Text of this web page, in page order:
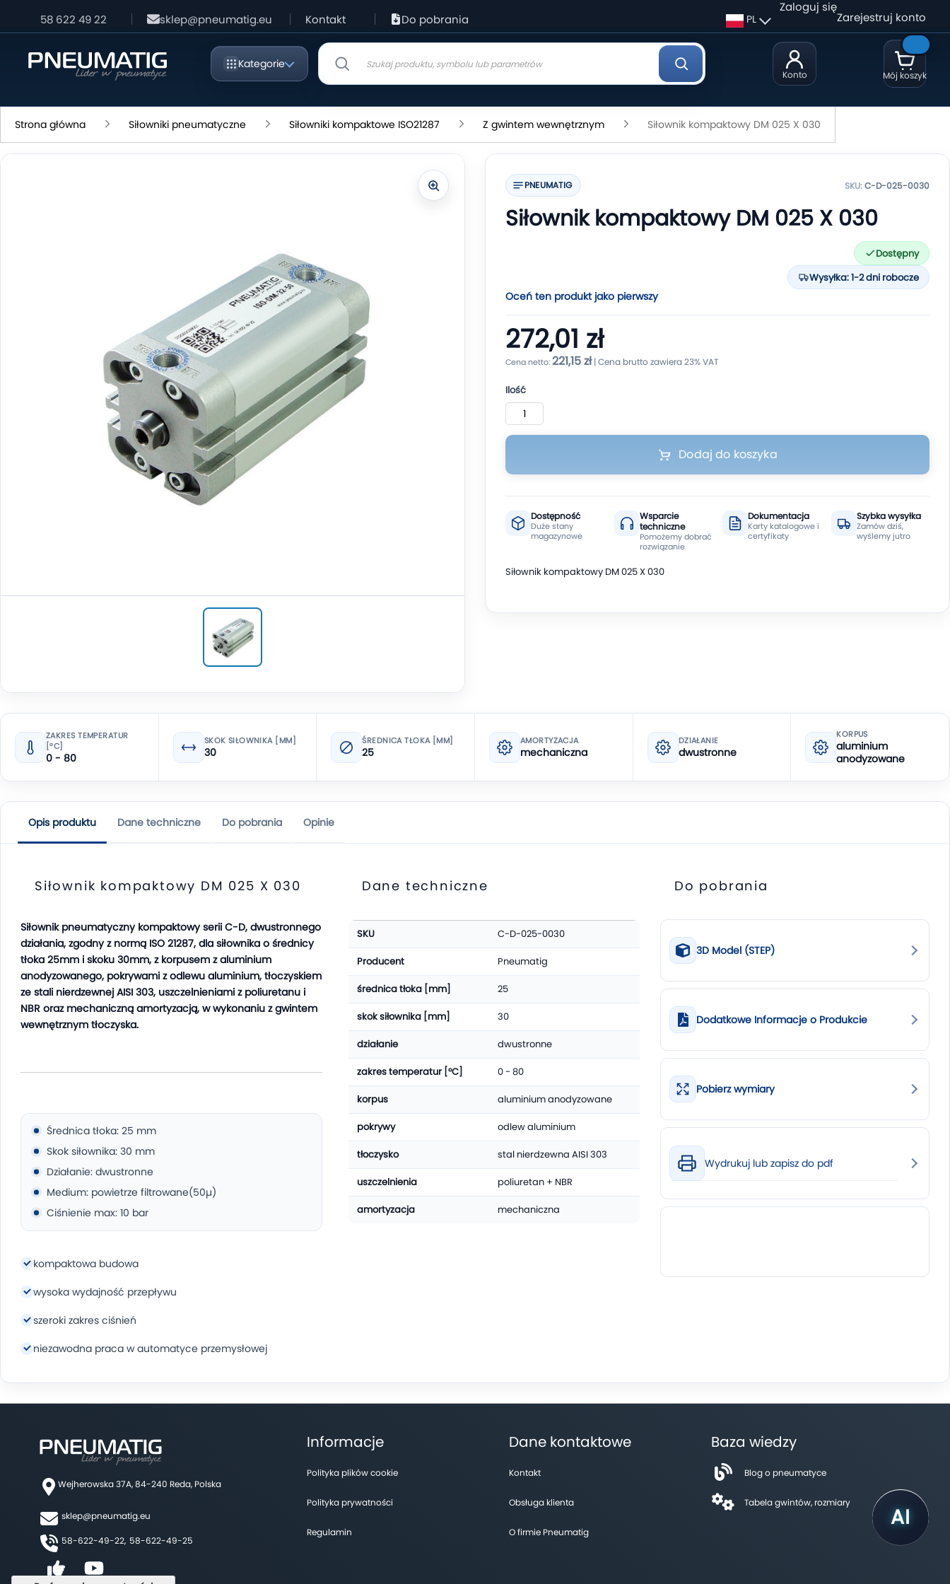
58 622 49 22 sklep@pneumatig.eu Kontakt Do pobrania
Kategorie
Konto
PL
Zaloguj się
Zarejestruj konto
Mój koszyk
Strona główna Siłowniki pneumatyczne Siłowniki kompaktowe ISO21287 Z gwintem wewnętrznym Siłownik kompaktowy DM 025 X 030
PNEUMATIG SKU:C-D-025-0030
Siłownik kompaktowy DM 025 X 030
Dostępny
Wysyłka: 1-2 dni robocze
Oceń ten produkt jako pierwszy
272,01 zł
221,15 zł
Ilość
Dodaj do koszyka
Dostępność
Duże stany
magazynowe
Wsparcie
techniczne
Pomożemy dobrać
rozwiązanie
Dokumentacja
Karty katalogowe i
certyfikaty
Szybka wysyłka
Zamów dziś,
wyślemy jutro
Siłownik kompaktowy DM 025 X 030
ZAKRES TEMPERATUR
[°C]
0 - 80
SKOK SIŁOWNIKA [MM]
30
ŚREDNICA TŁOKA [MM]
25
AMORTYZACJA
mechaniczna
DZIAŁANIE
dwustronne
KORPUS
aluminium
anodyzowane
Opis produktu Dane techniczne Do pobrania Opinie
Siłownik kompaktowy DM 025 X 030
Siłownik pneumatyczny kompaktowy serii C-D, dwustronnego
działania, zgodny z normą ISO 21287, dla siłownika o średnicy
tłoka 25mm i skoku 30mm, z korpusem z aluminium
anodyzowanego, pokrywami z odlewu aluminium, tłoczyskiem
ze stali nierdzewnej AISI 303, uszczelnieniami z poliuretanu i
NBR oraz mechaniczną amortyzacją, w wykonaniu z gwintem
wewnętrznym tłoczyska.
Średnica tłoka: 25 mm
Skok siłownika: 30 mm
Działanie: dwustronne
Medium: powietrze filtrowane(50µ)
Ciśnienie max: 10 bar
kompaktowa budowa
wysoka wydajność przepływu
szeroki zakres ciśnień
niezawodna praca w automatyce przemysłowej
Dane techniczne
Więcej
informacji
SKU C-D-025-0030
Producent Pneumatig
średnica tłoka [mm] 25
skok siłownika [mm] 30
działanie dwustronne
zakres temperatur [°C] 0 - 80
korpus aluminium anodyzowane
pokrywy odlew aluminium
tłoczysko stal nierdzewna AISI 303
uszczelnienia poliuretan + NBR
amortyzacja mechaniczna
Do pobrania
3D Model (STEP)
Dodatkowe Informacje o Produkcie
Pobierz wymiary
Wydrukuj lub zapisz do pdf
Wejherowska 37A, 84-240 Reda, Polska
sklep@pneumatig.eu
58-622-49-22, 58-622-49-25
Informacje
Polityka plików cookie
Polityka prywatności
Regulamin
Dane kontaktowe
Kontakt
Obsługa klienta
O firmie Pneumatig
Baza wiedzy
Blog o pneumatyce
Tabela gwintów, rozmiary